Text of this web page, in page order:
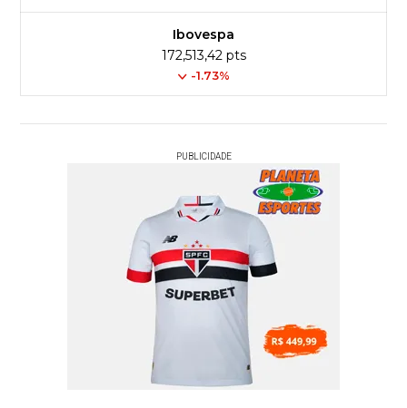
Ibovespa
172,513,42 pts
-1.73%
PUBLICIDADE